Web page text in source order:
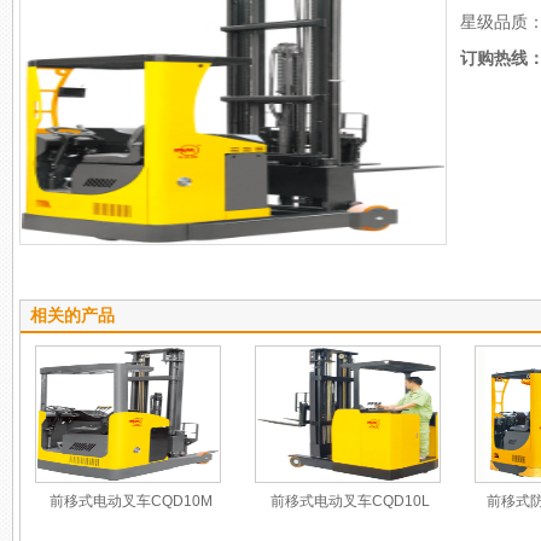
星级品质
订购热线
相关的产品
前移式电动叉车CQD10M 前移式电动叉车CQD10L 前移式